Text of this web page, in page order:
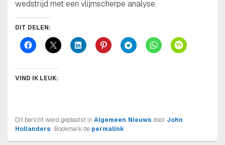
wedstrijd met een vlijmscherpe analyse.
DIT DELEN:
VIND IK LEUK:
Dit bericht werd geplaatst in Algemeen, Nieuws door John
Hollanders . Bookmark de permalink.